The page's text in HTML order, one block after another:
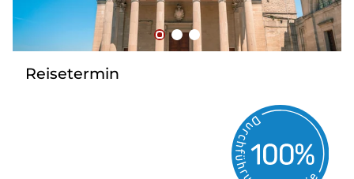
Flughafentransfer
Kontakt
Reisetermin